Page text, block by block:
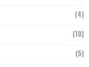
(4)
(10)
(5)